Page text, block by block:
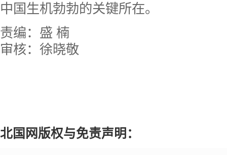
中国生机勃勃的关键所在。
责编：盛 楠
审核：徐晓敬
北国网版权与免责声明：